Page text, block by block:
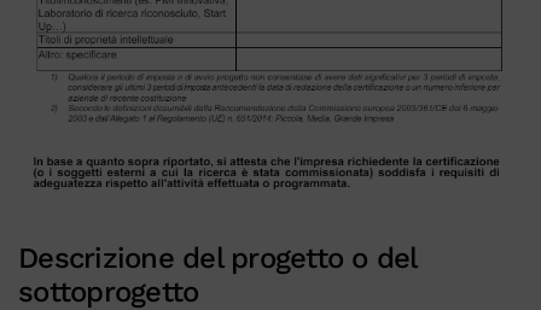
Descrizione del progetto o del
sottoprogetto